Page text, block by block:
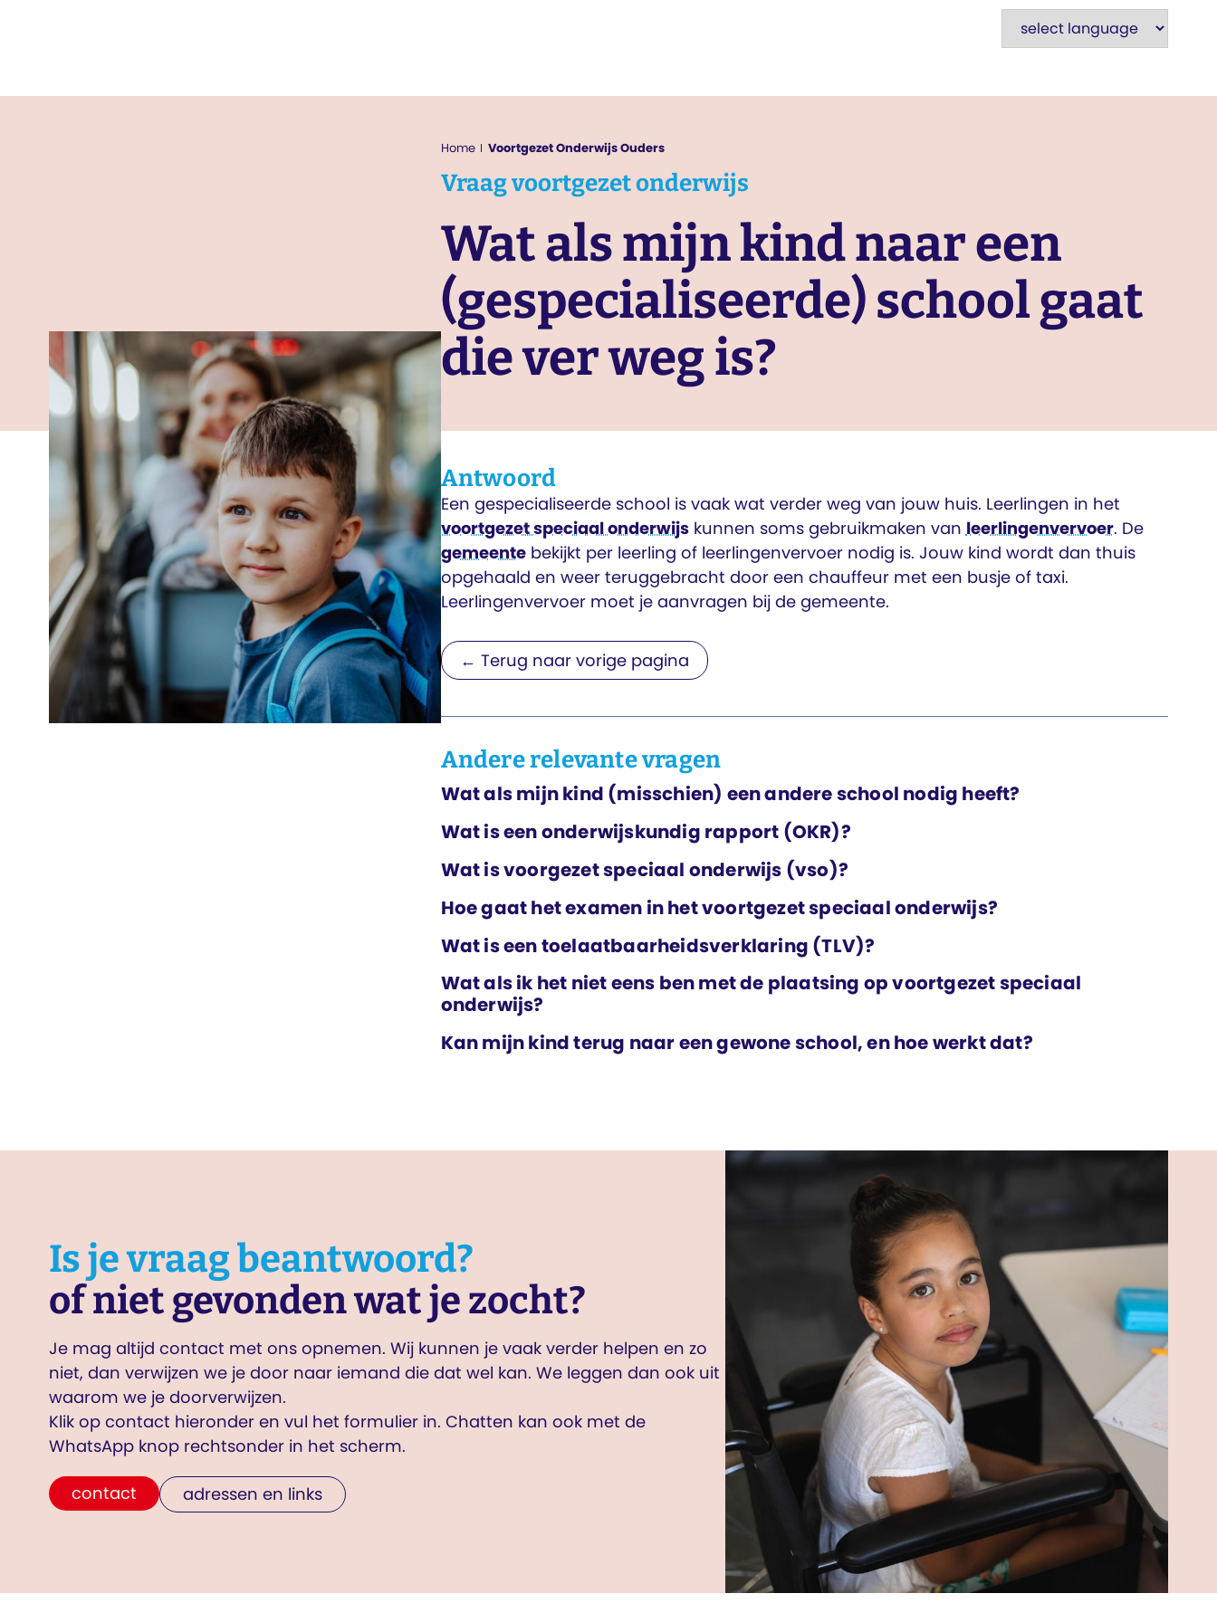
Home Voortgezet Onderwijs Ouders
Vraagvoortgezet onderwijs
Wat als mijn kind naar een
(gespecialiseerde) school gaat
die ver weg is?
Antwoord
Een gespecialiseerde school is vaak wat verder weg van jouw huis. Leerlingen in het
voortgezet speciaal onderwijskunnen soms gebruikmaken vanleerlingenvervoer. De
gemeentebekijkt per leerling of leerlingenvervoer nodig is. Jouw kind wordt dan thuis
opgehaald en weer teruggebracht door een chauffeur met een busje of taxi.
Leerlingenvervoer moet je aanvragen bij de gemeente.
← Terug naar vorige pagina
Andere relevante vragen
Wat als mijn kind (misschien) een andere school nodig heeft?
Wat is een onderwijskundig rapport (OKR)?
Wat is voorgezet speciaal onderwijs (vso)?
Hoe gaat het examen in het voortgezet speciaal onderwijs?
Wat is een toelaatbaarheids­verklaring (TLV)?
Wat als ik het niet eens ben met de plaatsing op voortgezet speciaal
onderwijs?
Kan mijn kind terug naar een gewone school, en hoe werkt dat?
Is je vraag beantwoord?
of niet gevonden wat je zocht?
Je mag altijd contact met ons opnemen. Wij kunnen je vaak verder helpen en zo
niet, dan verwijzen we je door naar iemand die dat wel kan. We leggen dan ook uit
waarom we je doorverwijzen.
Klik op contact hieronder en vul het formulier in. Chatten kan ook met de
WhatsApp knop rechtsonder in het scherm.
contact adressen en links